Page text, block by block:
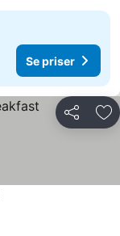
Se priser
Del